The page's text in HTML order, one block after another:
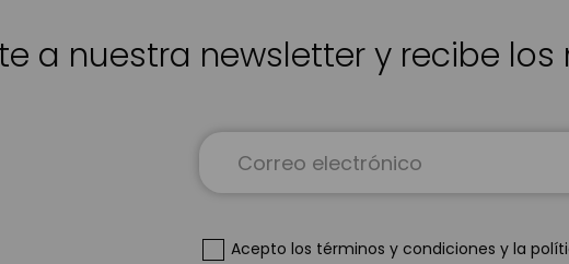
a nuestra newsletter y recibe
a
noticias:
Acepto los términos y condiciones y la